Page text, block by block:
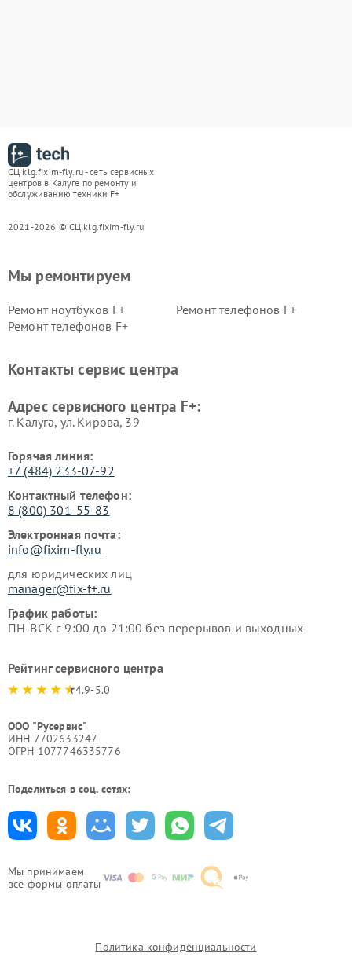
СЦ klg.fixim-fly.ru - сеть сервисных
центров в Калуге по ремонту и
обслуживанию техники F+
2021-2026 © СЦ klg.fixim-fly.ru
Мы принимаем
все формы оплаты
Мы ремонтируем
Ремонт ноутбуков F+
Ремонт телефонов F+
Ремонт телефонов F+
Контакты сервис центра
Адрес сервисного центра F+:
г. Калуга, ул. Кирова, 39
Горячая линия:
+7 (484) 233-07-92
Контактный телефон:
8 (800) 301-55-83
Электронная почта:
info@fixim-fly.ru
для юридических лиц
manager@fix-f+.ru
График работы:
ПН-ВСК с 9:00 до 21:00 без перерывов и выходных
Рейтинг сервисного центра
4.9-5.0
ООО "Русервис"
ИНН 7702633247
ОГРН 1077746335776
Поделиться в соц. сетях:
Политика конфиденциальности